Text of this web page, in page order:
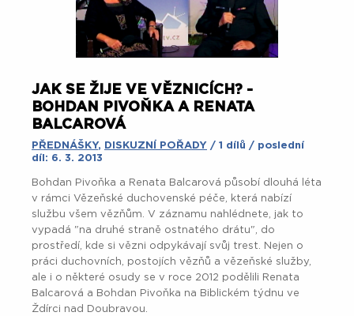
JAK SE ŽIJE VE VĚZNICÍCH? -
BOHDAN PIVOŇKA A RENATA
BALCAROVÁ
PŘEDNÁŠKY, DISKUZNÍ POŘADY / 1 dílů / poslední
díl: 6. 3. 2013
Bohdan Pivoňka a Renata Balcarová působí dlouhá léta
v rámci Vězeňské duchovenské péče, která nabízí
službu všem vězňům. V záznamu nahlédnete, jak to
vypadá "na druhé straně ostnatého drátu", do
prostředí, kde si vězni odpykávají svůj trest. Nejen o
práci duchovních, postojích vězňů a vězeňské služby,
ale i o některé osudy se v roce 2012 podělili Renata
Balcarová a Bohdan Pivoňka na Biblickém týdnu ve
Ždírci nad Doubravou.